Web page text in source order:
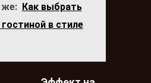
же: Как выбрать
в стиле